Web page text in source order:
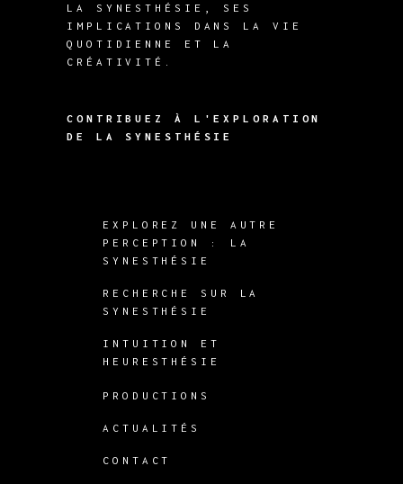
LA SYNESTHÉSIE, SES
IMPLICATIONS DANS LA VIE
QUOTIDIENNE ET LA
CRÉATIVITÉ.
CONTRIBUEZ À L'EXPLORATION
DE LA SYNESTHÉSIE
EXPLOREZ UNE AUTRE
PERCEPTION : LA
SYNESTHÉSIE
RECHERCHE SUR LA
SYNESTHÉSIE
INTUITION ET
HEURESTHÉSIE
PRODUCTIONS
ACTUALITÉS
CONTACT